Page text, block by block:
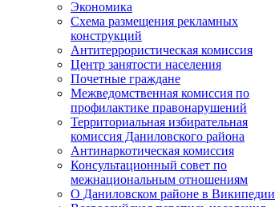
Экономика
Схема размещения рекламных
конструкций
Антитеррористическая комиссия
Центр занятости населения
Почетные граждане
Межведомственная комиссия по
профилактике правонарушений
Территориальная избирательная
комиссия Даниловского района
Антинаркотическая комиссия
Консультационный совет по
межнациональным отношениям
О Даниловском районе в Википедии